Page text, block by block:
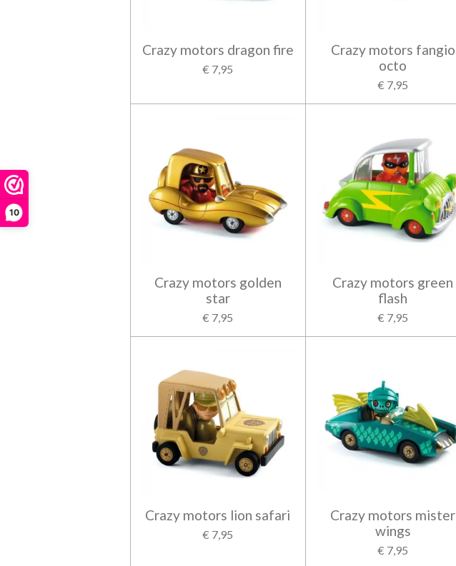
10
Crazy motors dragon fire
€ 7,95
Crazy motors fangio
octo
€ 7,95
Crazy motors golden
star
€ 7,95
Crazy motors green
flash
€ 7,95
Crazy motors lion safari
€ 7,95
Crazy motors mister
wings
€ 7,95